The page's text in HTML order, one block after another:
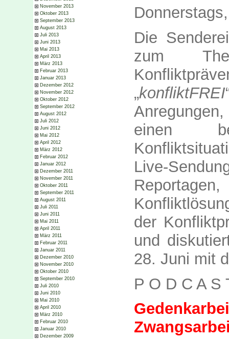
November 2013
Oktober 2013
September 2013
August 2013
Juli 2013
Juni 2013
Mai 2013
April 2013
März 2013
Februar 2013
Januar 2013
Dezember 2012
November 2012
Oktober 2012
September 2012
August 2012
Juli 2012
Juni 2012
Mai 2012
April 2012
März 2012
Februar 2012
Januar 2012
Dezember 2011
November 2011
Oktober 2011
September 2011
August 2011
Juli 2011
Juni 2011
Mai 2011
April 2011
März 2011
Februar 2011
Januar 2011
Dezember 2010
November 2010
Oktober 2010
September 2010
Juli 2010
Juni 2010
Mai 2010
April 2010
März 2010
Februar 2010
Januar 2010
Dezember 2009
Die
zum
„konfliktFREI
einen
Live-
der
und
28. Juni mit
P O D C A S